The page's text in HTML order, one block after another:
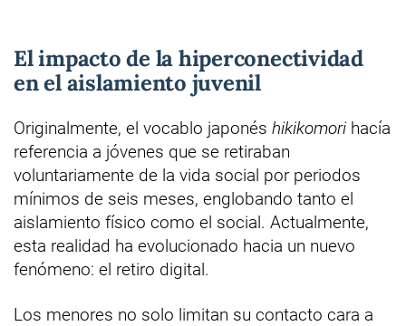
El impacto de la hiperconectividad
en el aislamiento juvenil
Originalmente, el vocablo japonés hikikomori hacía
referencia a jóvenes que se retiraban
voluntariamente de la vida social por periodos
mínimos de seis meses, englobando tanto el
aislamiento físico como el social. Actualmente,
esta realidad ha evolucionado hacia un nuevo
fenómeno: el retiro digital.
Los menores no solo limitan su contacto cara a